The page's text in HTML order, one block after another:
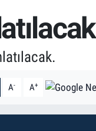
A- A+